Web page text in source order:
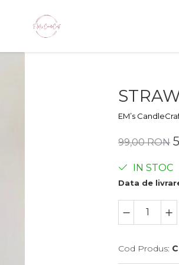
EM’s
99,00 RON
IN STOC
Data de
Cod Produs: